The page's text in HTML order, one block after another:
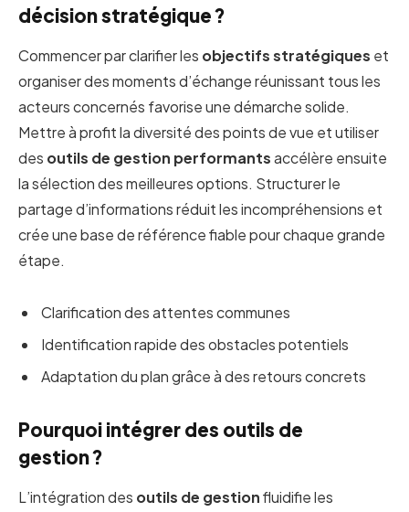
décision stratégique ?
Commencer par clarifier les objectifs stratégiques et
organiser des moments d’échange réunissant tous les
acteurs concernés favorise une démarche solide.
Mettre à profit la diversité des points de vue et utiliser
des outils de gestion performantsaccélère ensuite
la sélection des meilleures options. Structurer le
partage d’informations réduit les incompréhensions et
crée une base de référence fiable pour chaque grande
étape.
Clarification des attentes communes
Identification rapide des obstacles potentiels
Adaptation du plan grâce à des retours concrets
Pourquoi intégrer des outils de
gestion ?
L’intégration des outils de gestionfluidifie les